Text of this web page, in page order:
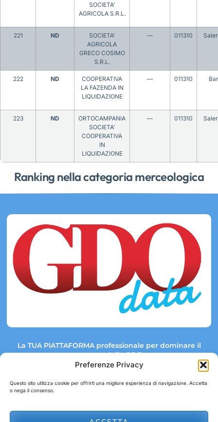
Preferenze Privacy
Questo sito utilizza cookie per offrirti una migliore esperienza di navigazione. Accetta
o nega il consenso.
Ranking nella categoria merceologica
SOCIETA’
AGRICOLA S.R.L.
221 ND
SOCIETA’
AGRICOLA
GRECO COSIMO
S.R.L.
— 011310
222 ND
COOPERATIVA
LA FAZENDA IN
LIQUIDAZIONE
— 011310
223 ND
ORTOCAMPANIA
SOCIETA’
COOPERATIVA
IN
LIQUIDAZIONE
— 011310
La TUA PIATTAFORMA professionale per dominare il
mercato della GDO.
Link rapidi: